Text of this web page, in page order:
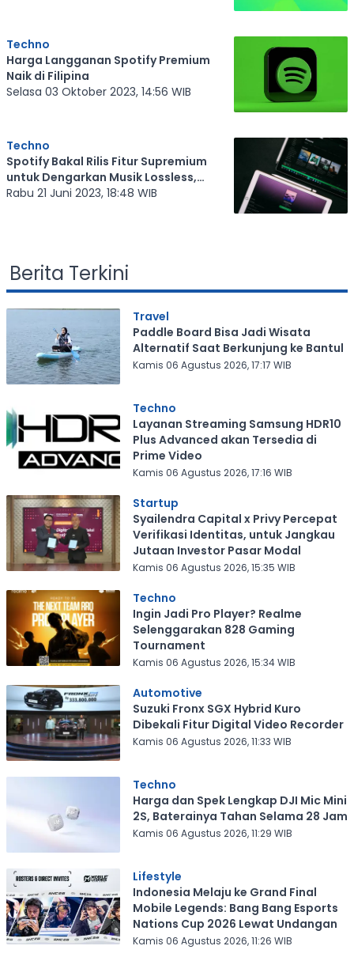
Techno
Harga Langganan Spotify Premium
Naik di Filipina
Selasa 03 Oktober 2023, 14:56 WIB
Techno
Spotify Bakal Rilis Fitur Supremium
untuk Dengarkan Musik Lossless,
Segini Tarif Langganannya
Rabu 21 Juni 2023, 18:48 WIB
Berita Terkini
Travel
Paddle Board Bisa Jadi Wisata
Alternatif Saat Berkunjung ke Bantul
Kamis 06 Agustus 2026, 17:17 WIB
Techno
Layanan Streaming Samsung HDR10
Plus Advanced akan Tersedia di
Prime Video
Kamis 06 Agustus 2026, 17:16 WIB
Startup
Syailendra Capital x Privy Percepat
Verifikasi Identitas, untuk Jangkau
Jutaan Investor Pasar Modal
Kamis 06 Agustus 2026, 15:35 WIB
Techno
Ingin Jadi Pro Player? Realme
Selenggarakan 828 Gaming
Tournament
Kamis 06 Agustus 2026, 15:34 WIB
Automotive
Suzuki Fronx SGX Hybrid Kuro
Dibekali Fitur Digital Video Recorder
Kamis 06 Agustus 2026, 11:33 WIB
Techno
Harga dan Spek Lengkap DJI Mic Mini
2S, Baterainya Tahan Selama 28 Jam
Kamis 06 Agustus 2026, 11:29 WIB
Lifestyle
Indonesia Melaju ke Grand Final
Mobile Legends: Bang Bang Esports
Nations Cup 2026 Lewat Undangan
Kamis 06 Agustus 2026, 11:26 WIB